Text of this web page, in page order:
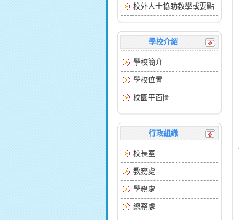
校外人士協助教學或要點
學校介紹
學校簡介
學校位置
校園平面圖
行政組織
校長室
教務處
學務處
總務處